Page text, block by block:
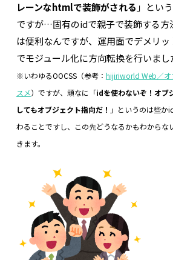
レーンなhtmlで装飾がされる 」とい
ですが…固有のidで親子で装飾する方
は便利なんですが、運用面でデメリ
でモジュール化に方向転換を行いまし
※いわゆるOOCSS（参考： hijiriworld Web／オ
スメ）ですが、頑なに「idを使わないぞ！オブ
してもオブジェクト指向だ！ 」というのは些か
わることですし、この先どうなるかもわからな
きます。